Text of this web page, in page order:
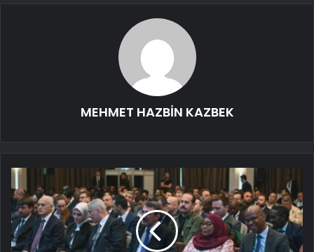
MEHMET HAZBİN KAZBEK